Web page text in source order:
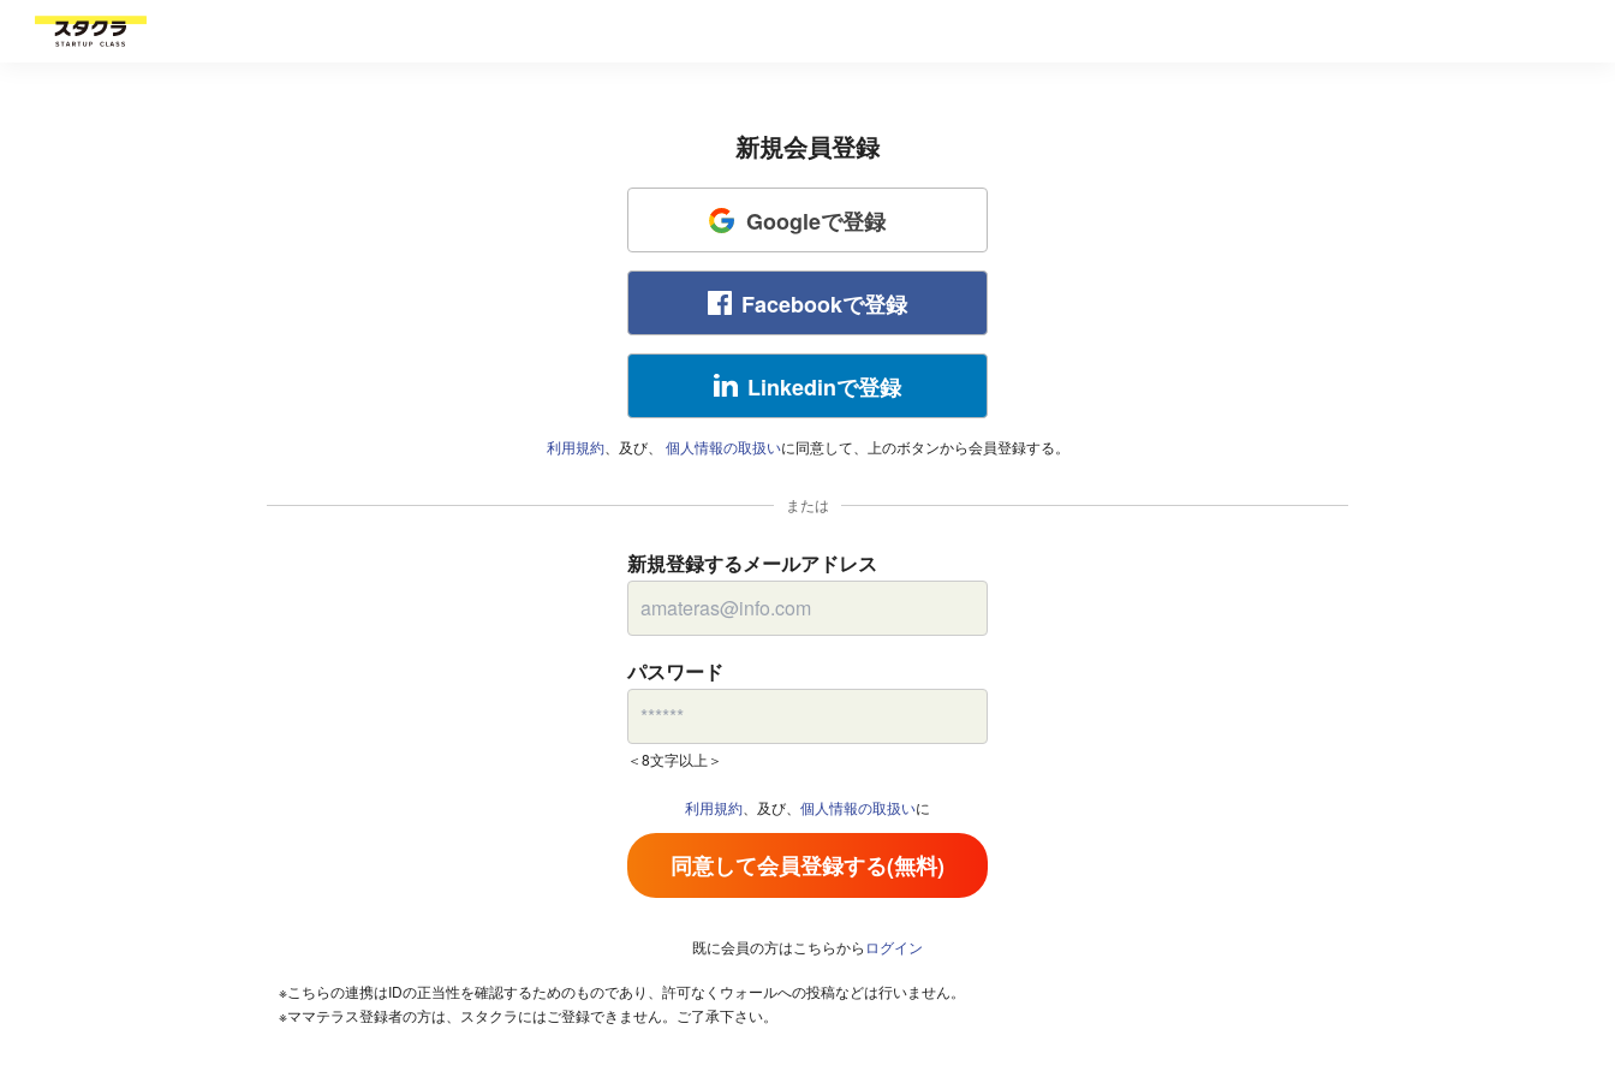
新規会員登録
Googleで登録
Facebookで登録
Linkedinで登録
利用規約、及び、 個人情報の取扱いに同意して、上のボタンから会員登録する。
または
新規登録するメールアドレス
パスワード
＜8文字以上＞
利用規約 、及び、 個人情報の取扱いに
同意して会員登録する(無料)
既に会員の方はこちらから ログイン
※こちらの連携はIDの正当性を確認するためのものであり、許可なくウォールへの投稿などは行いません。
※ママテラス登録者の方は、スタクラにはご登録できません。ご了承下さい。